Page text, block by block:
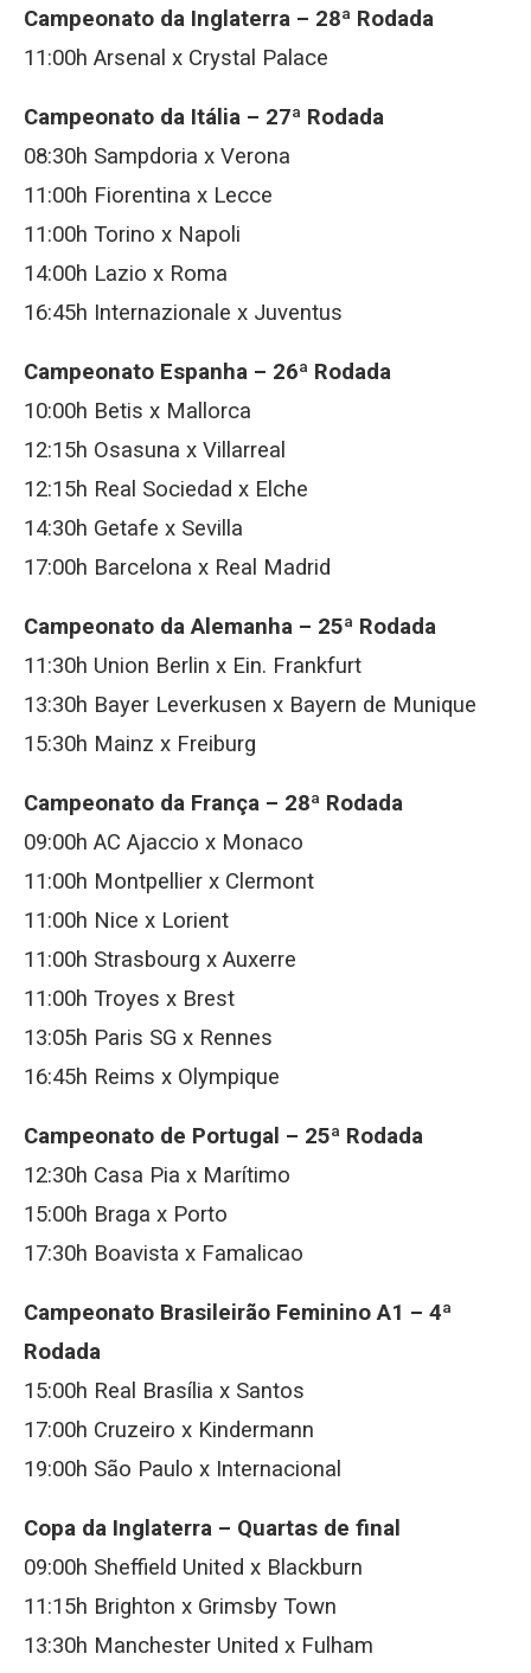
Campeonato da Inglaterra – 28ª Rodada
11:00h Arsenal x Crystal Palace
Campeonato da Itália – 27ª Rodada
08:30h Sampdoria x Verona
11:00h Fiorentina x Lecce
11:00h Torino x Napoli
14:00h Lazio x Roma
16:45h Internazionale x Juventus
Campeonato Espanha – 26ª Rodada
10:00h Betis x Mallorca
12:15h Osasuna x Villarreal
12:15h Real Sociedad x Elche
14:30h Getafe x Sevilla
17:00h Barcelona x Real Madrid
Campeonato da Alemanha – 25ª Rodada
11:30h Union Berlin x Ein. Frankfurt
13:30h Bayer Leverkusen x Bayern de Munique
15:30h Mainz x Freiburg
Campeonato da França – 28ª Rodada
09:00h AC Ajaccio x Monaco
11:00h Montpellier x Clermont
11:00h Nice x Lorient
11:00h Strasbourg x Auxerre
11:00h Troyes x Brest
13:05h Paris SG x Rennes
16:45h Reims x Olympique
Campeonato de Portugal – 25ª Rodada
12:30h Casa Pia x Marítimo
15:00h Braga x Porto
17:30h Boavista x Famalicao
Campeonato Brasileirão Feminino A1 – 4ª
Rodada
15:00h Real Brasília x Santos
17:00h Cruzeiro x Kindermann
19:00h São Paulo x Internacional
Copa da Inglaterra – Quartas de final
09:00h Sheffield United x Blackburn
11:15h Brighton x Grimsby Town
13:30h Manchester United x Fulham